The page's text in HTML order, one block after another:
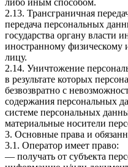
2.13. Трансграничная
передача персональных
государства органу власти
иностранному
лицу.
2.14. Уничтожение
в результате которых
безвозвратно с
содержания персональных
системе персональных
материальные носители
3. Основные права и
3.1. Оператор имеет право:
— получать от субъекта